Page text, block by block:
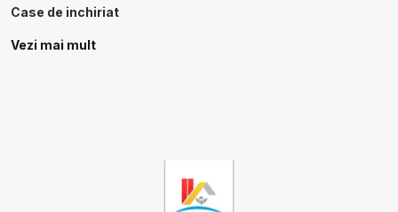
Case de inchiriat
Vezi mai mult